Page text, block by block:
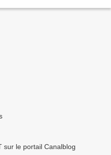
sur le portail Canalblog